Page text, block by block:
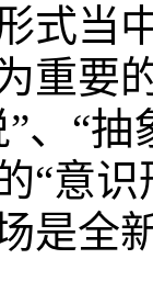
式当
重要
、“
“意
是全